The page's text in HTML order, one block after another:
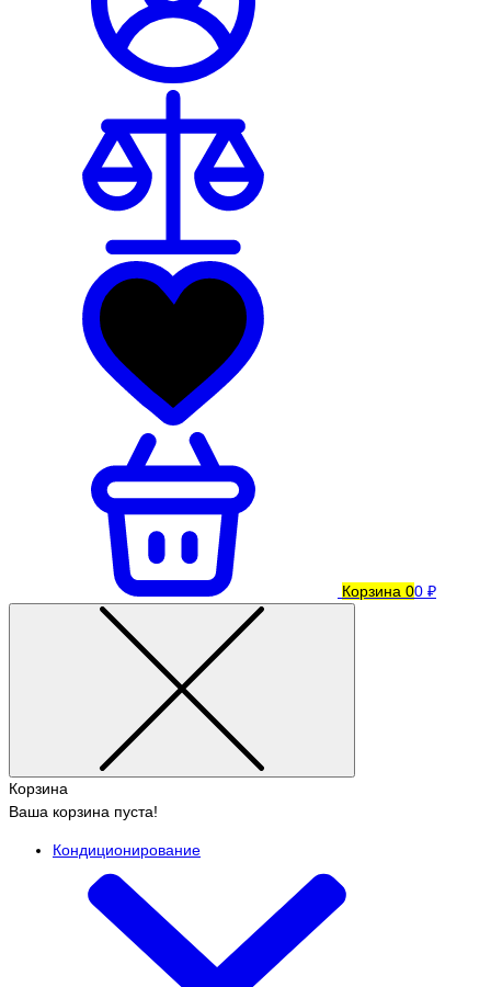
Корзина 00 ₽
Корзина
Ваша корзина пуста!
Кондиционирование